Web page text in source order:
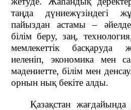
таңда дүниежүзіндегі
пайыздан астамы –
білім беру, заң,
мемлекеттік басқаруда
иеленіп, экономика мен
мәдениетте, білім мен
орнын нық бекіте алды.
Қазақстан